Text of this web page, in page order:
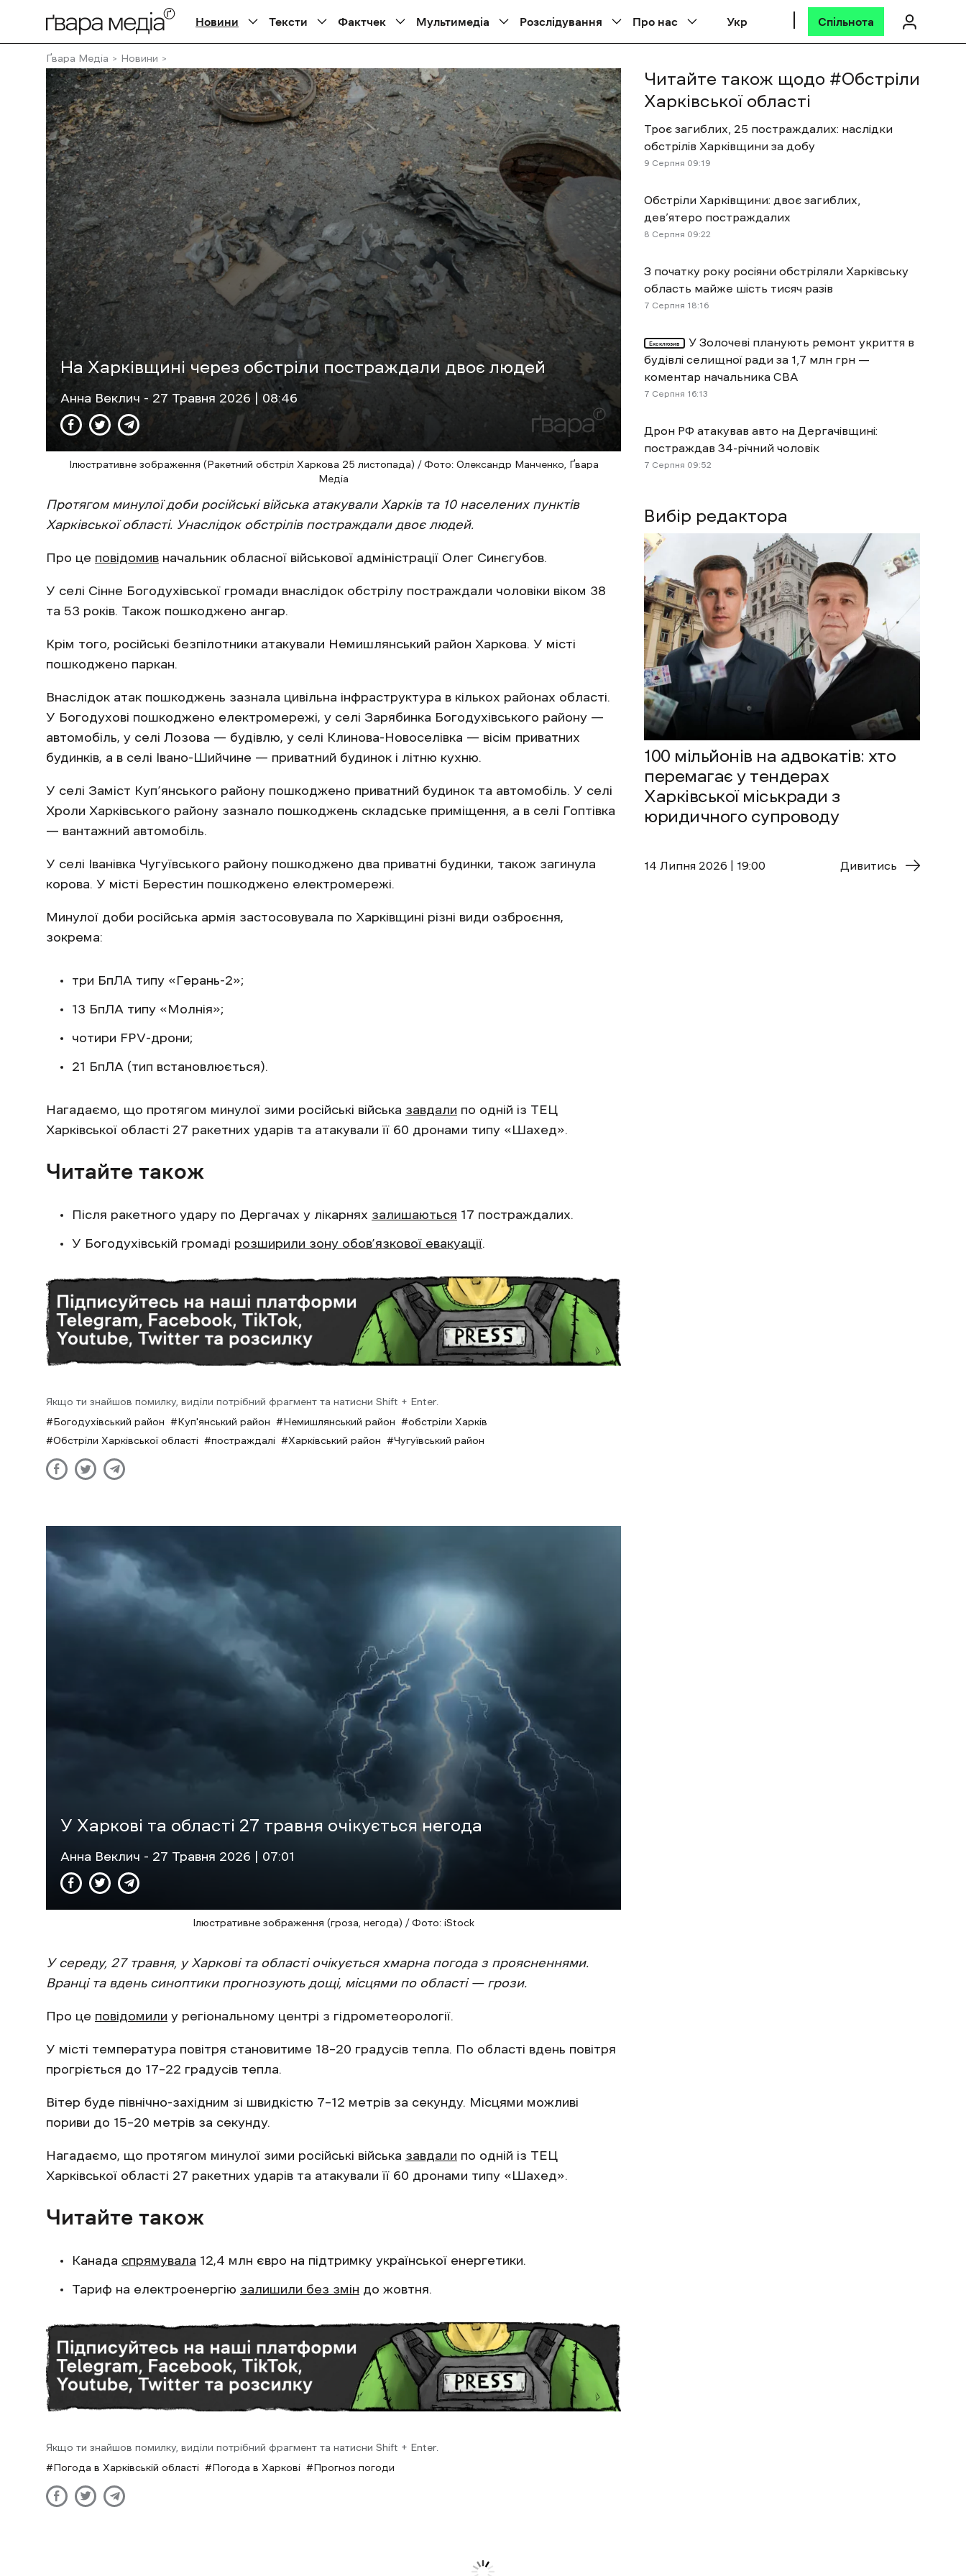
Новини Тексти Фактчек Мультимедіа Розслідування Про нас Укр Спільнота
Ґвара Медіа Новини
На Харківщині через обстріли постраждали двоє людей
Анна Веклич - 27 Травня 2026 | 08:46
Ілюстративне зображення (Ракетний обстріл Харкова 25 листопада) / Фото: Олександр Манченко, Ґвара
Медіа
Протягом минулої доби російські війська атакували Харків та 10 населених пунктів
Харківської області. Унаслідок обстрілів постраждали двоє людей.
Про це повідомив начальник обласної військової адміністрації Олег Синєгубов.
У селі Сінне Богодухівської громади внаслідок обстрілу постраждали чоловіки віком 38
та 53 років. Також пошкоджено ангар.
Крім того, російські безпілотники атакували Немишлянський район Харкова. У місті
пошкоджено паркан.
Внаслідок атак пошкоджень зазнала цивільна інфраструктура в кількох районах області.
У Богодухові пошкоджено електромережі, у селі Зарябинка Богодухівського району —
автомобіль, у селі Лозова — будівлю, у селі Клинова-Новоселівка — вісім приватних
будинків, а в селі Івано-Шийчине — приватний будинок і літню кухню.
У селі Заміст Куп’янського району пошкоджено приватний будинок та автомобіль. У селі
Хроли Харківського району зазнало пошкоджень складське приміщення, а в селі Гоптівка
— вантажний автомобіль.
У селі Іванівка Чугуївського району пошкоджено два приватні будинки, також загинула
корова. У місті Берестин пошкоджено електромережі.
Минулої доби російська армія застосовувала по Харківщині різні види озброєння,
зокрема:
три БпЛА типу «Герань-2»;
13 БпЛА типу «Молнія»;
чотири FPV-дрони;
21 БпЛА (тип встановлюється).
Нагадаємо, що протягом минулої зими російські війська завдали по одній із ТЕЦ
Харківської області 27 ракетних ударів та атакували її 60 дронами типу «Шахед».
Читайте також
Після ракетного удару по Дергачах у лікарнях залишаються 17 постраждалих.
У Богодухівській громаді розширили зону обов’язкової евакуації.
Якщо ти знайшов помилку, виділи потрібний фрагмент та натисни Shift + Enter.
Богодухівський район
Куп'янський район Немишлянський район
обстріли Харків
Обстріли Харківської області
постраждалі Харківський район Чугуївський район
У Харкові та області 27 травня очікується негода
Анна Веклич - 27 Травня 2026 | 07:01
Ілюстративне зображення (гроза, негода) / Фото: iStock
У середу, 27 травня, у Харкові та області очікується хмарна погода з проясненнями.
Вранці та вдень синоптики прогнозують дощі, місцями по області — грози.
Про це повідомили у регіональному центрі з гідрометеорології.
У місті температура повітря становитиме 18–20 градусів тепла. По області вдень повітря
прогріється до 17–22 градусів тепла.
Вітер буде північно-західним зі швидкістю 7–12 метрів за секунду. Місцями можливі
пориви до 15–20 метрів за секунду.
Нагадаємо, що протягом минулої зими російські війська завдали по одній із ТЕЦ
Харківської області 27 ракетних ударів та атакували її 60 дронами типу «Шахед».
Читайте також
Канада спрямувала 12,4 млн євро на підтримку української енергетики.
Тариф на електроенергію залишили без змін до жовтня.
Якщо ти знайшов помилку, виділи потрібний фрагмент та натисни Shift + Enter.
Погода в Харківській області
Погода в Харкові Прогноз погоди
Вибір редактора
100 мільйонів на адвокатів: хто
перемагає у тендерах
Харківської міськради з
юридичного супроводу
14 Липня 2026 | 19:00 Дивитись
Читайте також щодо #Обстріли
Харківської області
Троє загиблих, 25 постраждалих: наслідки
обстрілів Харківщини за добу
9 Cерпня 09:19
Обстріли Харківщини: двоє загиблих,
дев’ятеро постраждалих
8 Cерпня 09:22
З початку року росіяни обстріляли Харківську
область майже шість тисяч разів
7 Cерпня 18:16
Ексклюзив
У Золочеві планують ремонт укриття в
будівлі селищної ради за 1,7 млн грн —
коментар начальника СВА
7 Cерпня 16:13
Дрон РФ атакував авто на Дергачівщині:
постраждав 34-річний чоловік
7 Cерпня 09:52